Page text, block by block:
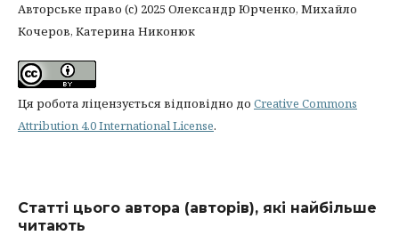
Авторське право (c) 2025 Олександр Юрченко, Михайло
Кочеров, Катерина Никонюк
Ця робота ліцензується відповідно до Creative Commons
Attribution 4.0 International License.
Статті цього автора (авторів), які найбільше
читають